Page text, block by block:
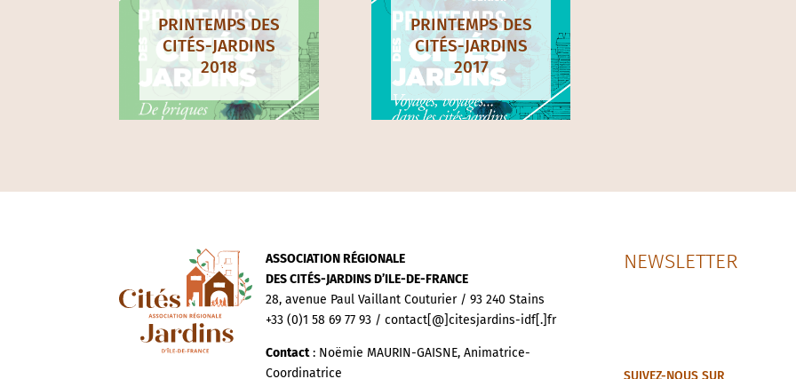
PRINTEMPS DES
CITÉS-JARDINS
2018
PRINTEMPS DES
CITÉS-JARDINS
2017
ASSOCIATION RÉGIONALE
DES CITÉS-JARDINS D’ILE-DE-FRANCE
28, avenue Paul Vaillant Couturier / 93 240 Stains
+33 (0)1 58 69 77 93 / contact[@]citesjardins-idf[.]fr
Contact: Noëmie MAURIN-GAISNE, Animatrice-
Coordinatrice
NEWSLETTER
SUIVEZ-NOUS SUR